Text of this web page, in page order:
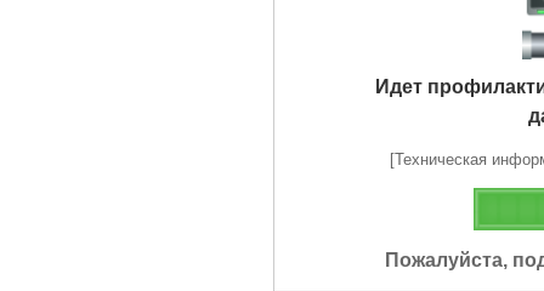
Идет
[Техническая
Пожалуйста,